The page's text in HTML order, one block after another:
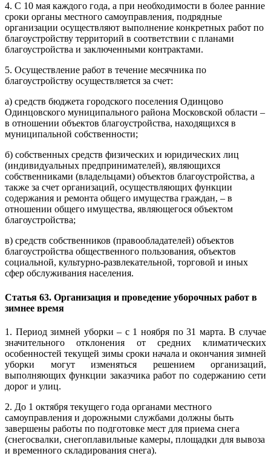
4. С 10 мая каждого года, а при необходимости в более ранние
сроки органы местного самоуправления, подрядные
организации осуществляют выполнение конкретных работ по
благоустройству территорий в соответствии с планами
благоустройства и заключенными контрактами.
5. Осуществление работ в течение месячника по
благоустройству осуществляется за счет:
а) средств бюджета городского поселения Одинцово
Одинцовского муниципального района Московской области –
в отношении объектов благоустройства, находящихся в
муниципальной собственности;
б) собственных средств физических и юридических лиц
(индивидуальных предпринимателей), являющихся
собственниками (владельцами) объектов благоустройства, а
также за счет организаций, осуществляющих функции
содержания и ремонта общего имущества граждан, – в
отношении общего имущества, являющегося объектом
благоустройства;
в) средств собственников (правообладателей) объектов
благоустройства общественного пользования, объектов
социальной, культурно-развлекательной, торговой и иных
сфер обслуживания населения.
Статья 63. Организация и проведение уборочных работ в
зимнее время
1. Период зимней уборки – с 1 ноября по 31 марта. В случае
значительного отклонения от средних климатических
особенностей текущей зимы сроки начала и окончания зимней
уборки могут изменяться решением организаций,
выполняющих функции заказчика работ по содержанию сети
дорог и улиц.
2. До 1 октября текущего года органами местного
самоуправления и дорожными службами должны быть
завершены работы по подготовке мест для приема снега
(снегосвалки, снегоплавильные камеры, площадки для вывоза
и временного складирования снега).